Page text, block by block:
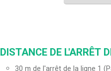
DISTANCE DE L'ARRÊT
30 m de l'arrêt de la ligne 1